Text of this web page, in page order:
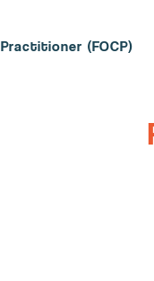
(FOCP)